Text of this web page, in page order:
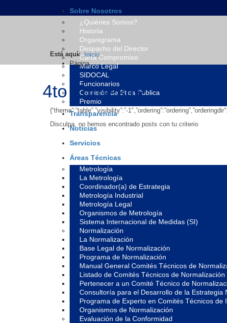
Sobre Nosotros
¿Quiénes Somos?
Historia
Organigrama
Despacho del Director
Carta Compromiso
Marco Legal
SIDOCAL
Funcionarios
Comisión de Ética Pública
Premio
Transparencia
Noticias
Servicios
Áreas Técnicas
Metrología
La Metrología
Coordinador(a) de Estrategia
Metrología Industrial
Metrología Legal
Organismos de Metrología
Sistema Internacional de Medidas (SI)
Normalización
La Normalización
Base Legal de Normalización
Programa de Normalización
Manual General Comités Técnicos de
Listado de Comités Técnicos de Normalización
Pertenecer a un Comité Técnico de
Consultoría para el Desarrollo de la Estrategia
Programa de Experto en Comités Técnicos de
Organismos de Normalización
Evaluación de la Conformidad
Está aquí: Inicio
Página
4to Trimestre
{“theme”:”table”,”visibility”:”-
Disculpa, no hemos encontrado posts con tu criterio